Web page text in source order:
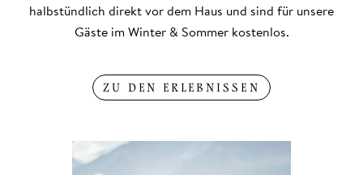
halbstündlich direkt vor dem Haus und sind für unsere
Gäste im Winter & Sommer kostenlos.
ZU DEN ERLEBNISSEN